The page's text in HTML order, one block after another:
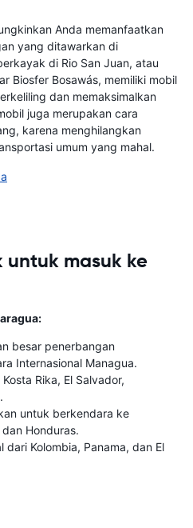
Anda memanfaatkan
yang ditawarkan di
di Rio San Juan, atau
Biosfer Bosawás, memiliki mobil
dan memaksimalkan
juga merupakan cara
karena menghilangkan
umum yang mahal.
masuk ke
besar penerbangan
Internasional Managua.
Rika, El Salvador,
untuk berkendara ke
Honduras.
dari Kolombia, Panama, dan El